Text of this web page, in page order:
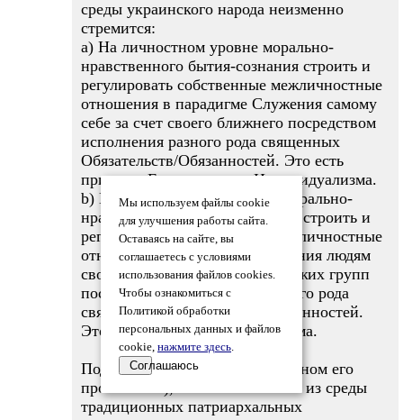
среды украинского народа неизменно
стремится:
a) На личностном уровне морально-
нравственного бытия-сознания строить и
регулировать собственные межличностные
отношения в парадигме Служения самому
себе за счет своего ближнего посредством
исполнения разного рода священных
Обязательств/Обязанностей. Это есть
принцип Естественного Индивидуализма.
b) На общественном уровне морально-
нравственного бытия-сознания строить и
регулировать собственные межличностные
отношения в парадигме Служения людям
своей группы за счет людей чужих групп
посредством исполнения разного рода
священных Обязательств/Обязанностей.
Это есть принцип Национализма.
Подобно Дьяволу (в традиционном его
проявлении), обычный человек из среды
традиционных патриархальных
Мы используем файлы cookie
для улучшения работы сайта.
Оставаясь на сайте, вы
соглашаетесь с условиями
использования файлов cookies.
Чтобы ознакомиться с
Политикой обработки
персональных данных и файлов
cookie, нажмите здесь.
Соглашаюсь